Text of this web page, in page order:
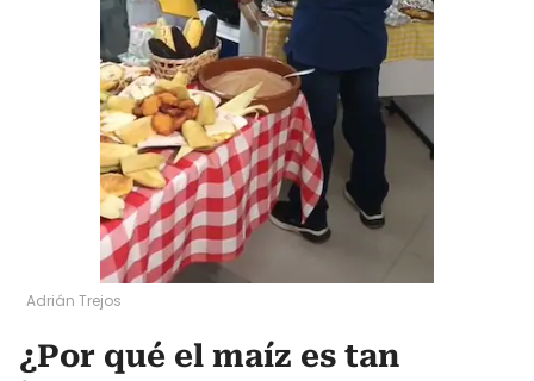
Adrián Trejos
¿Por qué el maíz es tan